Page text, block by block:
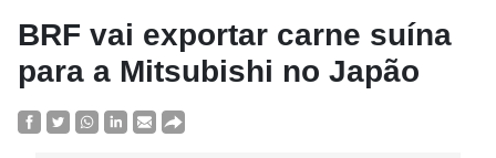
BRF vai exportar carne suína
para a Mitsubishi no Japão